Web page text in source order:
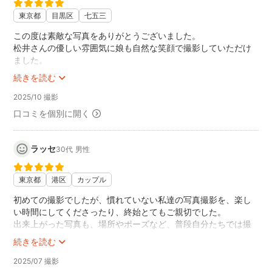
東京都 目黒区 七五三
続きを読む
この度は素敵な写真をありがとうございました。
松井さんの優しい雰囲気に娘も自然な笑顔で撮影していただけ
ました。
とても素敵な記念になりました。
また機会がありましたらよろしくお願いします。
2025/10 撮影
口コミを個別に開く
ラッセ30代 男性
東京都 港区 カップル
続きを読む
初めての撮影でしたが、慣れていない私達の写真撮影を、楽し
い時間にしてくださったり、終始とてもご親切でした。
出来上がった写真も、場所やポーズなど、普段自分たちでは撮
れないような素敵な写真ばかりで、松井さんへお願いして本当
に良かったと思います！
2025/07 撮影